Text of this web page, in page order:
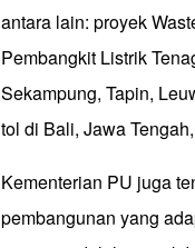
antara lain: proyek
Pembangkit Listrik
Sekampung, Tapin,
tol di Bali, Jawa
Kementerian PU juga
pembangunan yang